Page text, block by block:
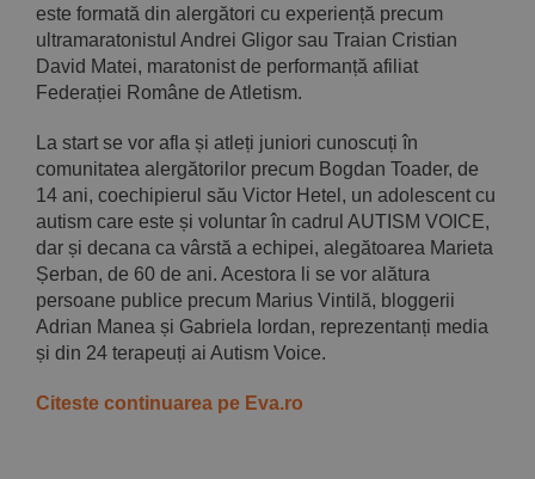
este formată din alergători cu experiență precum
ultramaratonistul Andrei Gligor sau Traian Cristian
David Matei, maratonist de performanță afiliat
Federației Române de Atletism.
La start se vor afla și atleți juniori cunoscuți în
comunitatea alergătorilor precum Bogdan Toader, de
14 ani, coechipierul său Victor Hetel, un adolescent cu
autism care este și voluntar în cadrul AUTISM VOICE,
dar și decana ca vârstă a echipei, alegătoarea Marieta
Șerban, de 60 de ani. Acestora li se vor alătura
persoane publice precum Marius Vintilă, bloggerii
Adrian Manea și Gabriela Iordan, reprezentanți media
și din 24 terapeuți ai Autism Voice.
Citeste continuarea pe Eva.ro